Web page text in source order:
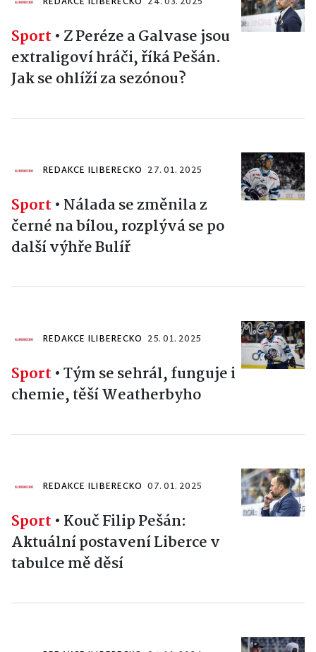
Sport • Z Peréze a Galvase jsou
extraligoví hráči, říká Pešán.
Jak se ohlíží za sezónou?
REDAKCE ILIBERECKO 27. 01. 2025
Sport • Nálada se změnila z
černé na bílou, rozplývá se po
další výhře Bulíř
REDAKCE ILIBERECKO 25. 01. 2025
Sport •Tým se sehrál, funguje i
chemie, těší Weatherbyho
REDAKCE ILIBERECKO 07. 01. 2025
Sport • Kouč Filip Pešán:
Aktuální postavení Liberce v
tabulce mě děsí